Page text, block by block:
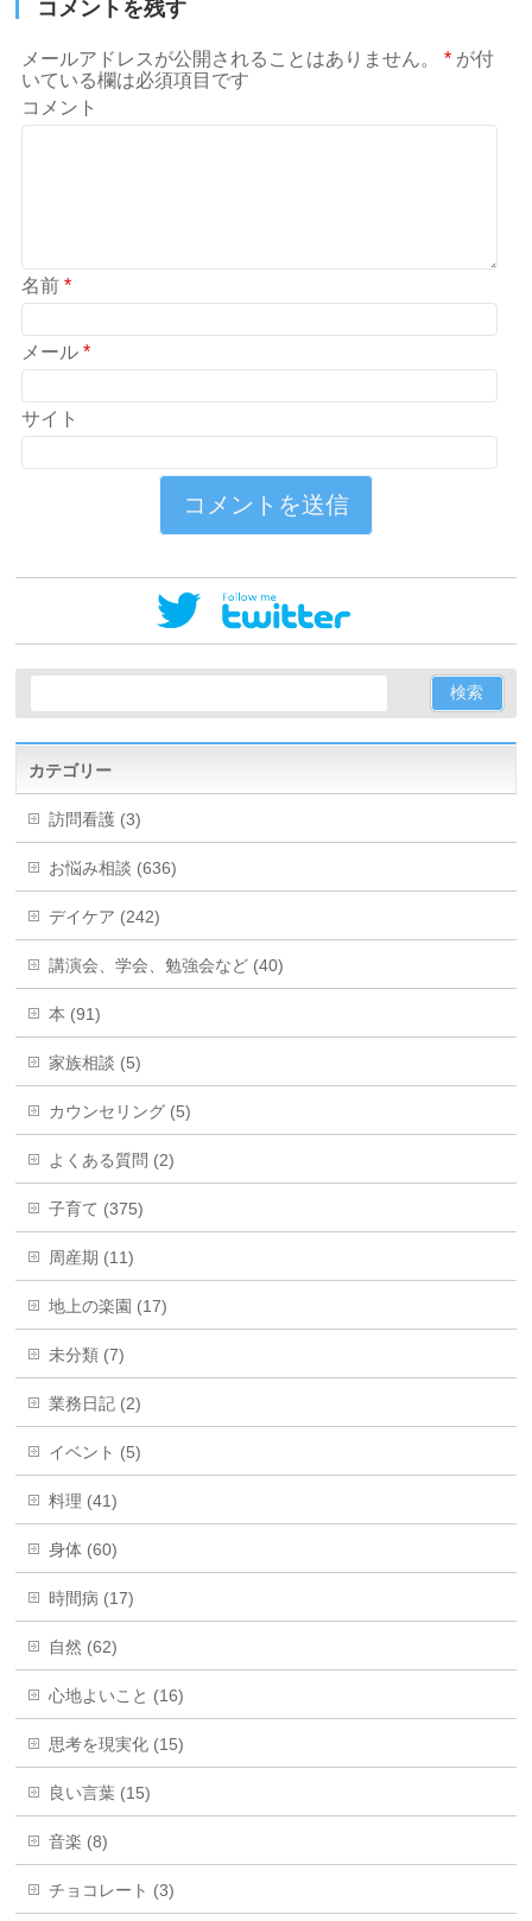
コメントを残す
メールアドレスが公開されることはありません。 * が付
いている欄は必須項目です
コメント
名前*
メール*
サイト
カテゴリー
訪問看護 (3)
お悩み相談 (636)
デイケア (242)
講演会、学会、勉強会など (40)
本 (91)
家族相談 (5)
カウンセリング (5)
よくある質問 (2)
子育て (375)
周産期 (11)
地上の楽園 (17)
未分類 (7)
業務日記 (2)
イベント (5)
料理 (41)
身体 (60)
時間病 (17)
自然 (62)
心地よいこと (16)
思考を現実化 (15)
良い言葉 (15)
音楽 (8)
チョコレート (3)